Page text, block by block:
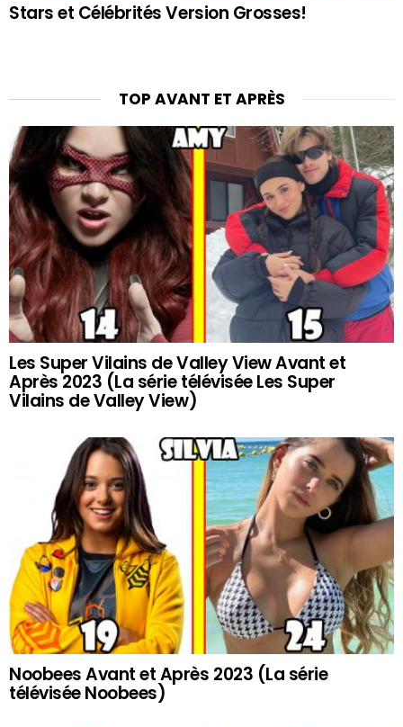
Stars et Célébrités Version Grosses!
TOP AVANT ET APRÈS
Les Super Vilains de Valley View Avant et
Après 2023 (La série télévisée Les Super
Vilains de Valley View)
Noobees Avant et Après 2023 (La série
télévisée Noobees)